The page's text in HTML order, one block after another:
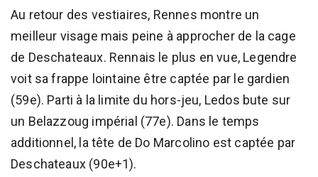
Au retour des vestiaires, Rennes montre un
meilleur visage mais peine à approcher de la cage
de Deschateaux. Rennais le plus en vue, Legendre
voit sa frappe lointaine être captée par le gardien
(59e). Parti à la limite du hors-jeu, Ledos bute sur
un Belazzoug impérial (77e). Dans le temps
additionnel, la tête de Do Marcolino est captée par
Deschateaux (90e+1).